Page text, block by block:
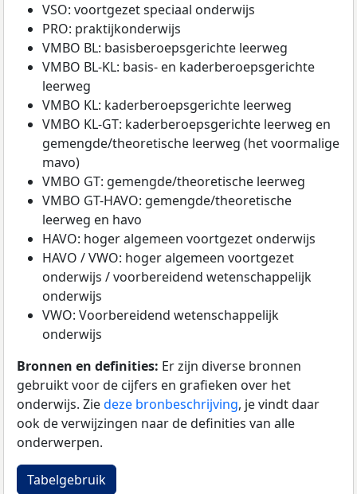
VSO: voortgezet speciaal onderwijs
PRO: praktijkonderwijs
VMBO BL: basisberoepsgerichte leerweg
VMBO BL-KL: basis- en kaderberoepsgerichte
leerweg
VMBO KL: kaderberoepsgerichte leerweg
VMBO KL-GT: kaderberoepsgerichte leerweg en
gemengde/theoretische leerweg (het voormalige
mavo)
VMBO GT: gemengde/theoretische leerweg
VMBO GT-HAVO: gemengde/theoretische
leerweg en havo
HAVO: hoger algemeen voortgezet onderwijs
HAVO / VWO: hoger algemeen voortgezet
onderwijs / voorbereidend wetenschappelijk
onderwijs
VWO: Voorbereidend wetenschappelijk
onderwijs
Bronnen en definities: Er zijn diverse bronnen
gebruikt voor de cijfers en grafieken over het
onderwijs. Ziedeze bronbeschrijving, je vindt daar
ook de verwijzingen naar de definities van alle
onderwerpen.
Tabelgebruik